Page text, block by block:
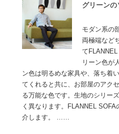
グリーン
モダン系の
両極端など
て
リーン色が
ン色は明るめな家具や、落ち着
てくれると共に、お部屋のアク
る万能な色です。生地のシリー
く異なります。FLANNEL
介します。 ……